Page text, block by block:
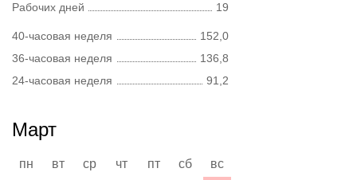
Рабочих дней
19
40-часовая неделя
152,0
36-часовая неделя
136,8
24-часовая неделя
91,2
Март
пн вт ср чт пт сб
вс